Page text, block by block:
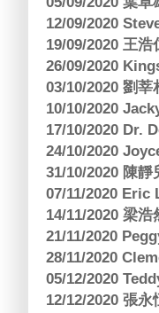
12/09/2020
19/09/2020 王
26/09/2020
03/10/2020 劉
10/10/2020
17/10/2020 Dr.
24/10/2020
31/10/2020 陳
07/11/2020 Eric
14/11/2020 梁
21/11/2020
28/11/2020
05/12/2020
12/12/2020 張